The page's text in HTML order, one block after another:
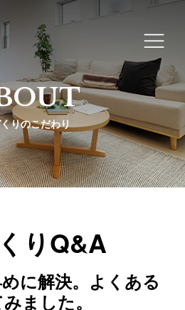
りのこだわり
りQ&A
に解決。よくある
ました。